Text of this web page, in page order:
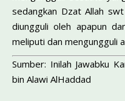
sedangkan Dzat Allah
diungguli oleh apapun
meliputi dan mengungguli
Sumber: Inilah Jawabku
bin Alawi AlHaddad